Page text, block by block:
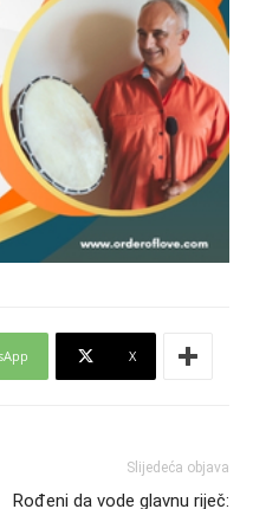
X
Slijedeća objava
Rođeni da vode glavnu riječ: